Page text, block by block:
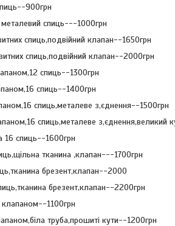
900грн
спиць---1000грн
спиць,подвійний клапан--1650грн
спиць,подвійний клапан--2000грн
спиць--1300грн
спиць--1400грн
спиць,металеве з,єднення--1500грн
спиць,металеве з,єднення,великий
16 спиць--1600грн
тканина ,клапан---1700грн
брезент,клапан--2000
брезент,клапан--2200грн
1100грн
труба,прошиті кути--1200грн